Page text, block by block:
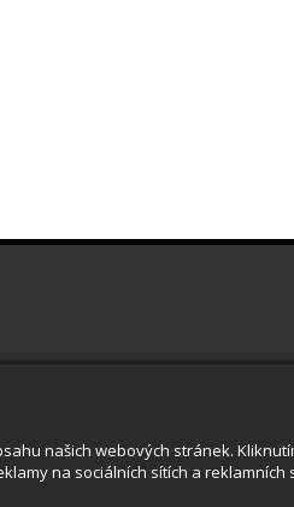
našich webových stránek.
na sociálních sítích a reklamních